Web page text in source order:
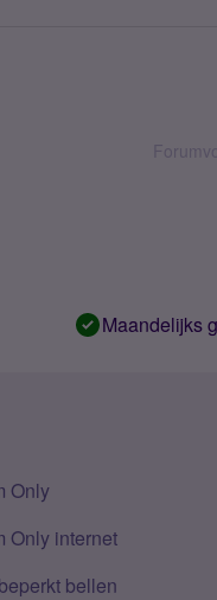
Maandelijks
Only
Only internet
bellen